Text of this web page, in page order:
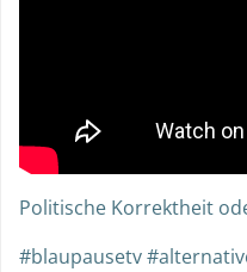
Politische Korrektheit
#blaupausetv